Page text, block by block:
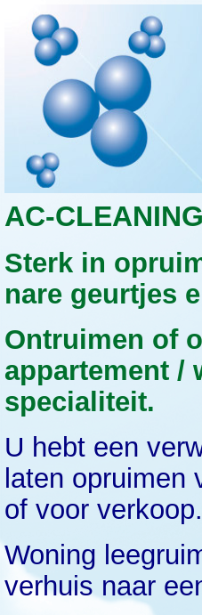
AC-CLEANING
Sterk in
nare geurtjes
Ontruimen of
appartement /
specialiteit.
U hebt een
laten opruimen
of voor verkoop.
Woning
verhuis naar